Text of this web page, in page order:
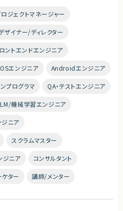
ジェクトマネージャー
ザイナー/ディレクター
ントエンドエンジニア
エンジニア Androidエンジニア
プログラマ QA・テストエンジニア
機械学習エンジニア
ニア
スクラムマスター
ジニア コンサルタント
ター 講師/メンター